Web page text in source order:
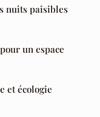
nuits paisibles
un espace
et écologie